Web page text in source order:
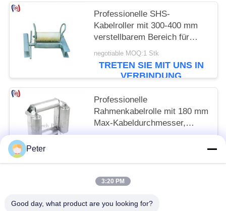
Professionelle SHS-
Kabelroller mit 300-400 mm
verstellbarem Bereich für
korrosionsbeständigen und
reibungsarmen Kabelschutz
negotiable MOQ:1 Stk
TRETEN SIE MIT UNS IN
VERBINDUNG
Professionelle
Rahmenkabelrolle mit 180 mm
Max-Kabeldurchmesser,
20KN Nennlast und
VERBINDUNG
Peter
3:20 PM
Good day, what product are you looking for?